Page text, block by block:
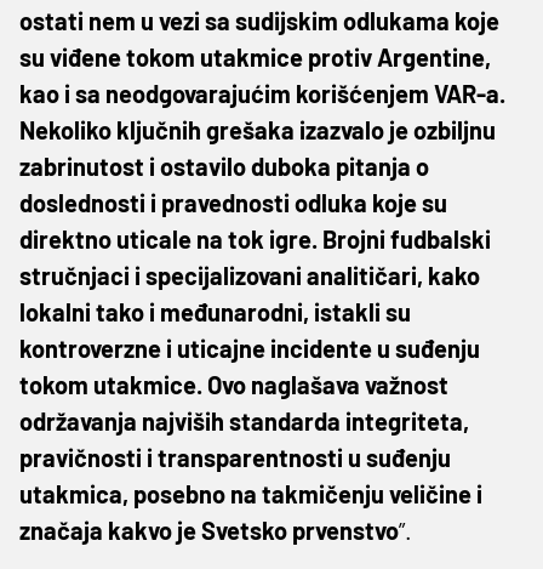
ostati nem u vezi sa sudijskim odlukama koje
su viđene tokom utakmice protiv Argentine,
kao i sa neodgovarajućim korišćenjem VAR-a.
Nekoliko ključnih grešaka izazvalo je ozbiljnu
zabrinutost i ostavilo duboka pitanja o
doslednosti i pravednosti odluka koje su
direktno uticale na tok igre. Brojni fudbalski
stručnjaci i specijalizovani analitičari, kako
lokalni tako i međunarodni, istakli su
kontroverzne i uticajne incidente u suđenju
tokom utakmice. Ovo naglašava važnost
održavanja najviših standarda integriteta,
pravičnosti i transparentnosti u suđenju
utakmica, posebno na takmičenju veličine i
značaja kakvo je Svetsko prvenstvo”.